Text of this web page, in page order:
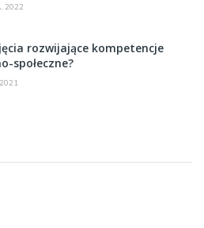
2022
rozwijające kompetencje
społeczne?